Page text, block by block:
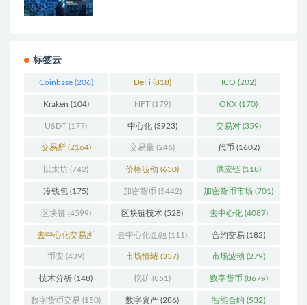
标签云
Coinbase(206) DeFi (818) ICO (202)
Kraken (104) NFT(179) OKX (170)
USDT (177) 中心化(3923) 交易对 (359)
交易所(2164) 交易量 (246) 代币 (1602)
以太坊 (742) 价格波动 (630) 供应链 (118)
冷钱包 (175) 加密货币 (5442) 加密货币市场 (701)
区块链(4599) 区块链技术 (528) 去中心化(4087)
去中心化交易所
(196)
去中心化金融 (111) 合约交易 (182)
币安 (439) 市场情绪 (337) 市场波动 (279)
技术分析 (148) 挖矿 (851) 数字货币 (8679)
数字货币交易 (150) 数字资产 (286) 智能合约 (532)